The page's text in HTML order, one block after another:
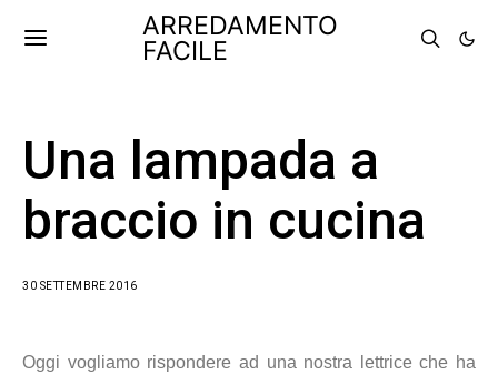
ARREDAMENTO
FACILE
Una lampada a
braccio in cucina
30 SETTEMBRE 2016
Oggi vogliamo rispondere ad una nostra lettrice che ha